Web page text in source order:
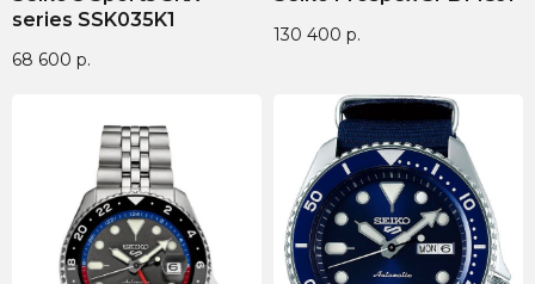
series SSK035K1
68 600 р.
130 400 р.